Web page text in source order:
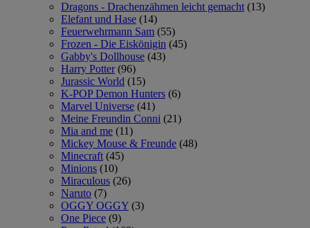
Dragons - Drachenzähmen leicht gemacht (13)
Elefant und Hase (14)
Feuerwehrmann Sam (55)
Frozen - Die Eiskönigin (45)
Gabby's Dollhouse (43)
Harry Potter (96)
Jurassic World (15)
K-POP Demon Hunters (6)
Marvel Universe (41)
Meine Freundin Conni (21)
Mia and me (11)
Mickey Mouse & Freunde (48)
Minecraft (45)
Minions (10)
Miraculous (26)
Naruto (7)
OGGY OGGY (3)
One Piece (9)